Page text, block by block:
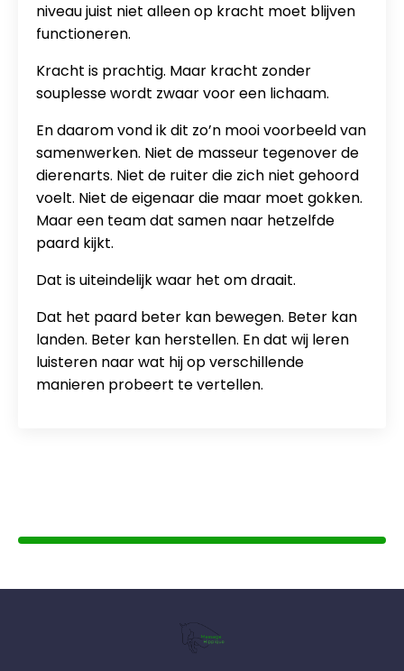
niveau juist niet alleen op kracht moet blijven
functioneren.
Kracht is prachtig. Maar kracht zonder
souplesse wordt zwaar voor een lichaam.
En daarom vond ik dit zo’n mooi voorbeeld van
samenwerken. Niet de masseur tegenover de
dierenarts. Niet de ruiter die zich niet gehoord
voelt. Niet de eigenaar die maar moet gokken.
Maar een team dat samen naar hetzelfde
paard kijkt.
Dat is uiteindelijk waar het om draait.
Dat het paard beter kan bewegen. Beter kan
landen. Beter kan herstellen. En dat wij leren
luisteren naar wat hij op verschillende
manieren probeert te vertellen.